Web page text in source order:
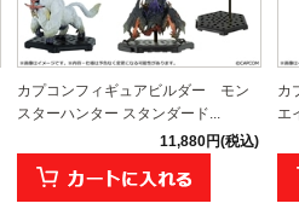
カプコンフィギュアビルダー モン
スターハンター スタンダード...
11,880円(税込)
カ
エ